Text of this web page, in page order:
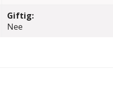
Giftig:
Nee